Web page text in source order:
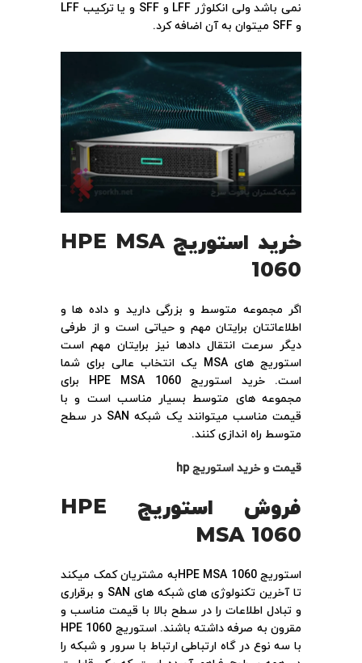
نمی باشد ولی انکلوژر LFF و SFF و یا ترکیب LFF
و SFF میتوان به آن اضافه کرد.
خرید استوریج HPE MSA
1060
اگر مجموعه متوسط و بزرگی دارید و داده ها و
اطلاعاتتان برایتان مهم و حیاتی است و از طرفی
دیگر سرعت انتقال دادها نیز برایتان مهم است
استوریج های MSA یک انتخاب عالی برای شما
است. خرید استوریج HPE MSA 1060 برای
مجموعه های متوسط بسیار مناسب است و با
قیمت مناسب میتوانند یک شبکه SAN در سطح
متوسط راه اندازی کنند.
قیمت و خرید استوریج hp
فروش استوریج
HPE
MSA 1060
استوریج HPE MSA 1060به مشتریان کمک میکند
تا آخرین تکنولوژی های شبکه های SAN و برقراری
و تبادل اطلاعات را در سطح بالا با قیمت مناسب و
مقرون به صرفه داشته باشند. استوریج HPE 1060
با سه نوع در گاه ارتباطی ارتباط با سرور و شبکه را